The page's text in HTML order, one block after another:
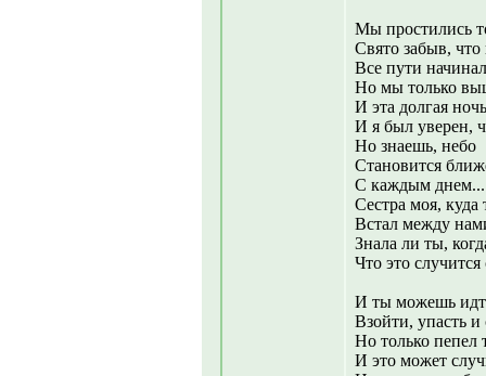
Мы простились
Свято забыв, что
Все пути
Но мы только
И эта долгая
И я был уверен,
Но знаешь, небо
Становится
С каждым днем...
Сестра моя, куда
Встал между
Знала ли ты,
Что это
И ты можешь
Взойти, упасть и
Но только пепел
И это может